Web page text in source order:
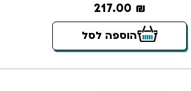
217.00 ₪
הוספה לסל